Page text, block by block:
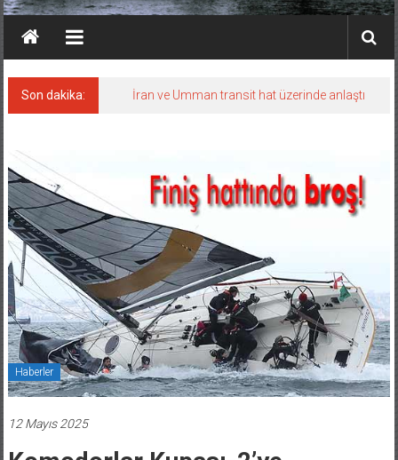
Son dakika: İran ve Umman transit hat üzerinde anlaştı
Haberler
12 Mayıs 2025